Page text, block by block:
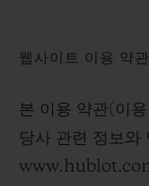
웹사이트 이용 약관
본 이용 약관( 이
당사 관련 정보와